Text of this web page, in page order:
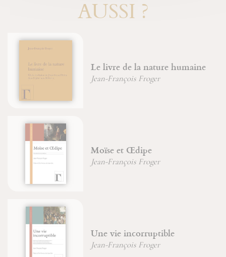
AUSSI ?
Le livre de la nature humaine
Jean-François Froger
Moïse et Œdipe
Jean-François Froger
Une vie incorruptible
Jean-François Froger